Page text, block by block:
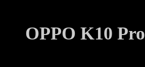
OPPO K10 Pro